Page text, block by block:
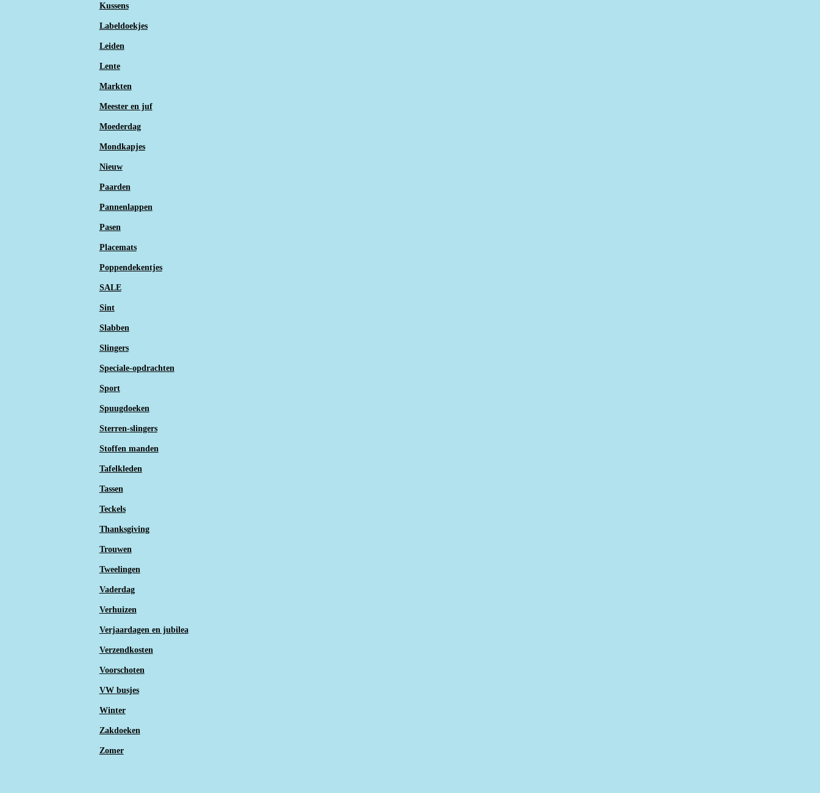
Kussens
Labeldoekjes
Leiden
Lente
Markten
Meester en juf
Moederdag
Mondkapjes
Nieuw
Paarden
Pannenlappen
Pasen
Placemats
Poppendekentjes
SALE
Sint
Slabben
Slingers
Speciale-opdrachten
Sport
Spuugdoeken
Sterren-slingers
Stoffen manden
Tafelkleden
Tassen
Teckels
Thanksgiving
Trouwen
Tweelingen
Vaderdag
Verhuizen
Verjaardagen en jubilea
Verzendkosten
Voorschoten
VW busjes
Winter
Zakdoeken
Zomer